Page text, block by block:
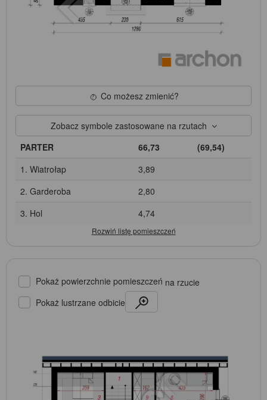
Co możesz zmienić?
Zobacz symbole zastosowane na rzutach
PARTER
66,73
(69,54)
1. Wiatrołap
3,89
2. Garderoba
2,80
3. Hol
4,74
Pokaż powierzchnie pomieszczeń na rzucie
Pokaż lustrzane odbicie